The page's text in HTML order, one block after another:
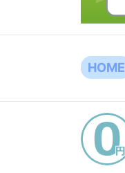
HOME